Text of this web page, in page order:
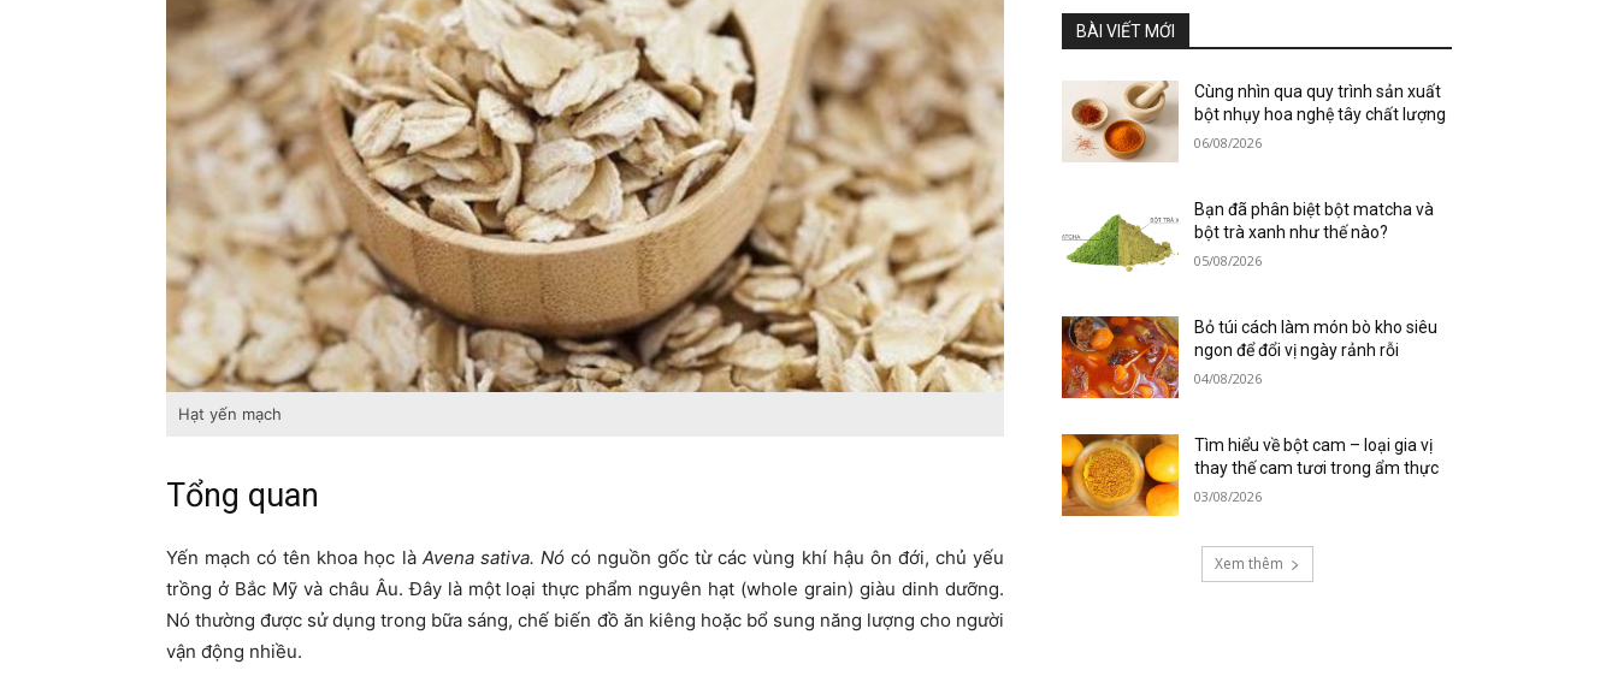
Hạt yến mạch
Tổng quan
Yến mạch có tên khoa học là Avena sativa. Nó có nguồn gốc từ các vùng khí hậu ôn đới, chủ yếu
trồng ở Bắc Mỹ và châu Âu. Đây là một loại thực phẩm nguyên hạt (whole grain) giàu dinh dưỡng.
Nó thường được sử dụng trong bữa sáng, chế biến đồ ăn kiêng hoặc bổ sung năng lượng cho người
vận động nhiều.
BÀI VIẾT MỚI
Cùng nhìn qua quy trình sản xuất
bột nhụy hoa nghệ tây chất lượng
06/08/2026
Bạn đã phân biệt bột matcha và
bột trà xanh như thế nào?
05/08/2026
Bỏ túi cách làm món bò kho siêu
ngon để đổi vị ngày rảnh rỗi
04/08/2026
Tìm hiểu về bột cam – loại gia vị
thay thế cam tươi trong ẩm thực
03/08/2026
Xem thêm